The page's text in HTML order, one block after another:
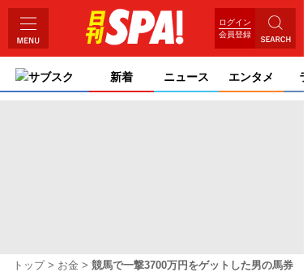
ログイン
会員登録
サブスク 新着 ニュース エンタメ
トップ お金
競馬で一撃3700万円をゲットした男の馬券